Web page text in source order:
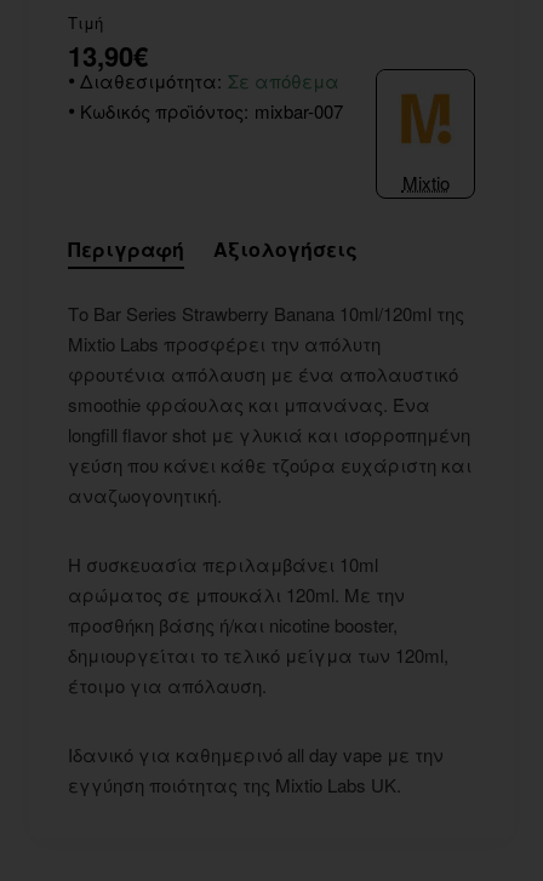
Τιμή
13,90€
Διαθεσιμότητα: Σε απόθεμα
Κωδικός προϊόντος: mixbar-007
Mixtio
Περιγραφή Αξιολογήσεις
Το Bar Series Strawberry Banana 10ml/120ml της
Mixtio Labs προσφέρει την απόλυτη
φρουτένια απόλαυση με ένα απολαυστικό
smoothie φράουλας και μπανάνας. Ένα
longfill flavor shot με γλυκιά και ισορροπημένη
γεύση που κάνει κάθε τζούρα ευχάριστη και
αναζωογονητική.
Η συσκευασία περιλαμβάνει 10ml
αρώματος σε μπουκάλι 120ml. Με την
προσθήκη βάσης ή/και nicotine booster,
δημιουργείται το τελικό μείγμα των 120ml,
έτοιμο για απόλαυση.
Ιδανικό για καθημερινό all day vape με την
εγγύηση ποιότητας της Mixtio Labs UK.